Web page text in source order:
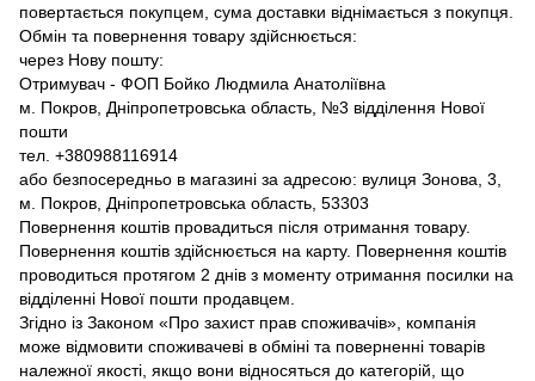
повертається покупцем, сума доставки віднімається з покупця.
Обмін та повернення товару здійснюється:
через Нову пошту:
Отримувач - ФОП Бойко Людмила Анатоліївна
м. Покров, Дніпропетровська область, №3 відділення Нової
пошти
тел. +380988116914
або безпосередньо в магазині за адресою: вулиця Зонова, 3,
м. Покров, Дніпропетровська область, 53303
Повернення коштів провадиться після отримання товару.
Повернення коштів здійснюється на карту. Повернення коштів
проводиться протягом 2 днів з моменту отримання посилки на
відділенні Нової пошти продавцем.
Згідно із Законом «Про захист прав споживачів», компанія
може відмовити споживачеві в обміні та поверненні товарів
належної якості, якщо вони відносяться до категорій, що